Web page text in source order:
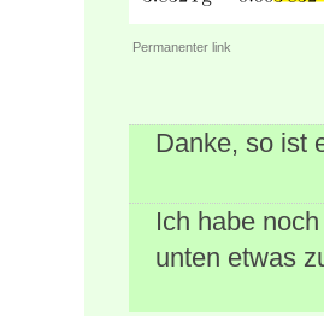
Permanenter link
Danke, so ist
Ich habe noch
unten etwas